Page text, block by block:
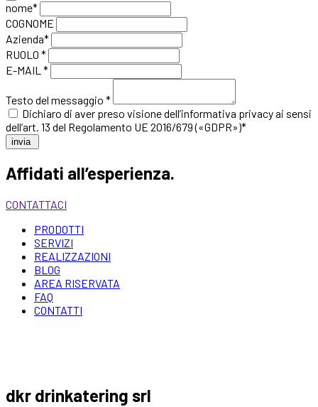
nome*
COGNOME
Azienda*
RUOLO *
E-MAIL *
Testo del messaggio *
Dichiaro di aver preso visionedell’informativa privacyai sensi
dell’art. 13 del Regolamento UE 2016/679 («GDPR»)*
invia
Affidati all’esperienza.
CONTATTACI
PRODOTTI
SERVIZI
REALIZZAZIONI
BLOG
AREA RISERVATA
FAQ
CONTATTI
dkr drinkatering srl